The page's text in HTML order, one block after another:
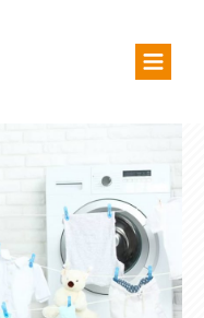
SHOP